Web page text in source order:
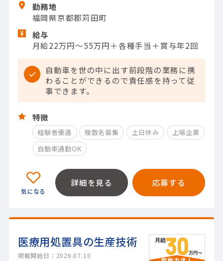
勤務地
福岡県京都郡苅田町
給与
月給22万円～55万円＋各種手当＋賞与年2回
自動車を世の中に出す前段階の業務に携
わることができるので責任感を持って従
事できます。
特徴
経験者優遇 複数名募集 土日休み
上場企業
自動車通勤OK
詳細を見る 応募する
医療用処置具の生産技術
掲載開始日：2026.07.10